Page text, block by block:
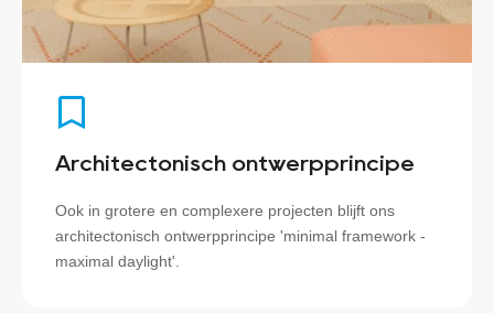
Architectonisch ontwerpprincipe
Ook in grotere en complexere projecten blijft ons
architectonisch ontwerpprincipe 'minimal framework -
maximal daylight'.